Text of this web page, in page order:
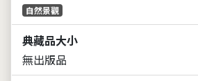
自然景觀
典藏品大小
無出版品